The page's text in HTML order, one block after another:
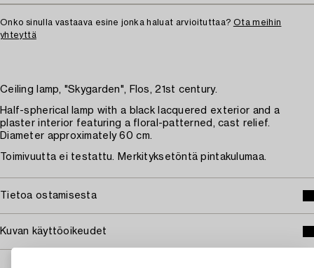
Onko sinulla vastaava esine jonka haluat arvioituttaa? Ota meihin
yhteyttä
Ceiling lamp, "Skygarden", Flos, 21st century.
Half-spherical lamp with a black lacquered exterior and a
plaster interior featuring a floral-patterned, cast relief.
Diameter approximately 60 cm.
Toimivuutta ei testattu. Merkityksetöntä pintakulumaa.
Tietoa ostamisesta
Kuvan käyttöoikeudet